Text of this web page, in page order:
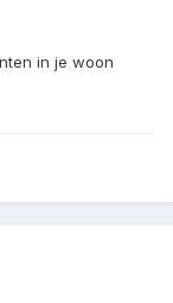
in je woon